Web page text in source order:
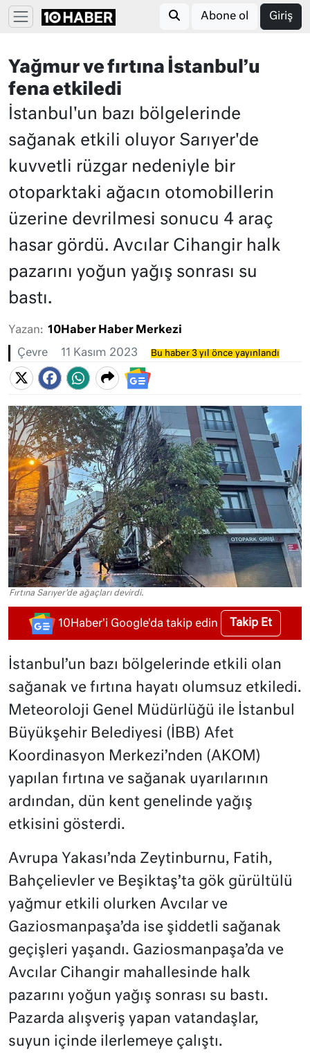
Abone ol Giriş
Yağmur ve fırtına İstanbul’u
fena etkiledi
İstanbul'un bazı bölgelerinde
sağanak etkili oluyor Sarıyer'de
kuvvetli rüzgar nedeniyle bir
otoparktaki ağacın otomobillerin
üzerine devrilmesi sonucu 4 araç
hasar gördü. Avcılar Cihangir halk
pazarını yoğun yağış sonrası su
bastı.
Yazan: 10Haber Haber Merkezi
Çevre 11 Kasım 2023 Bu haber 3 yıl önce yayınlandı
Fırtına Sarıyer'de ağaçları devirdi.
10Haber'i Google'da takip edin Takip Et
İstanbul’un bazı bölgelerinde etkili olan
sağanak ve fırtına hayatı olumsuz etkiledi.
Meteoroloji Genel Müdürlüğü ile İstanbul
Büyükşehir Belediyesi (İBB) Afet
Koordinasyon Merkezi’nden (AKOM)
yapılan fırtına ve sağanak uyarılarının
ardından, dün kent genelinde yağış
etkisini gösterdi.
Avrupa Yakası’nda Zeytinburnu, Fatih,
Bahçelievler ve Beşiktaş’ta gök gürültülü
yağmur etkili olurken Avcılar ve
Gaziosmanpaşa’da ise şiddetli sağanak
geçişleri yaşandı. Gaziosmanpaşa’da ve
Avcılar Cihangir mahallesinde halk
pazarını yoğun yağış sonrası su bastı.
Pazarda alışveriş yapan vatandaşlar,
suyun içinde ilerlemeye çalıştı.